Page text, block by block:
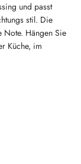
und passt
stil. Die
Note. Hängen Sie
Küche, im